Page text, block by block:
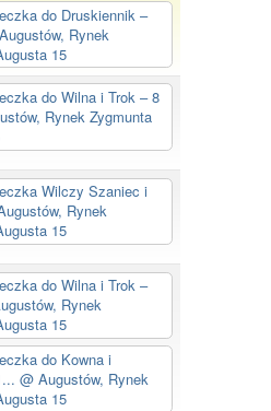
do Druskiennik –
Rynek
15
do Wilna i Trok – 8
Rynek Zygmunta
Wilczy Szaniec i
Rynek
15
do Wilna i Trok –
Rynek
15
do Kowna i
@ Augustów, Rynek
15